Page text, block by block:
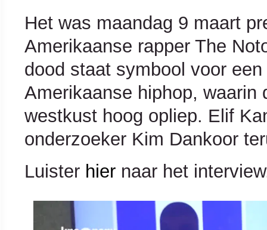
Het was maandag 9 maart
Amerikaanse rapper The
dood staat symbool voor
Amerikaanse hiphop,
westkust hoog opliep. Elif
onderzoeker Kim Dankoor
Luister hier naar het